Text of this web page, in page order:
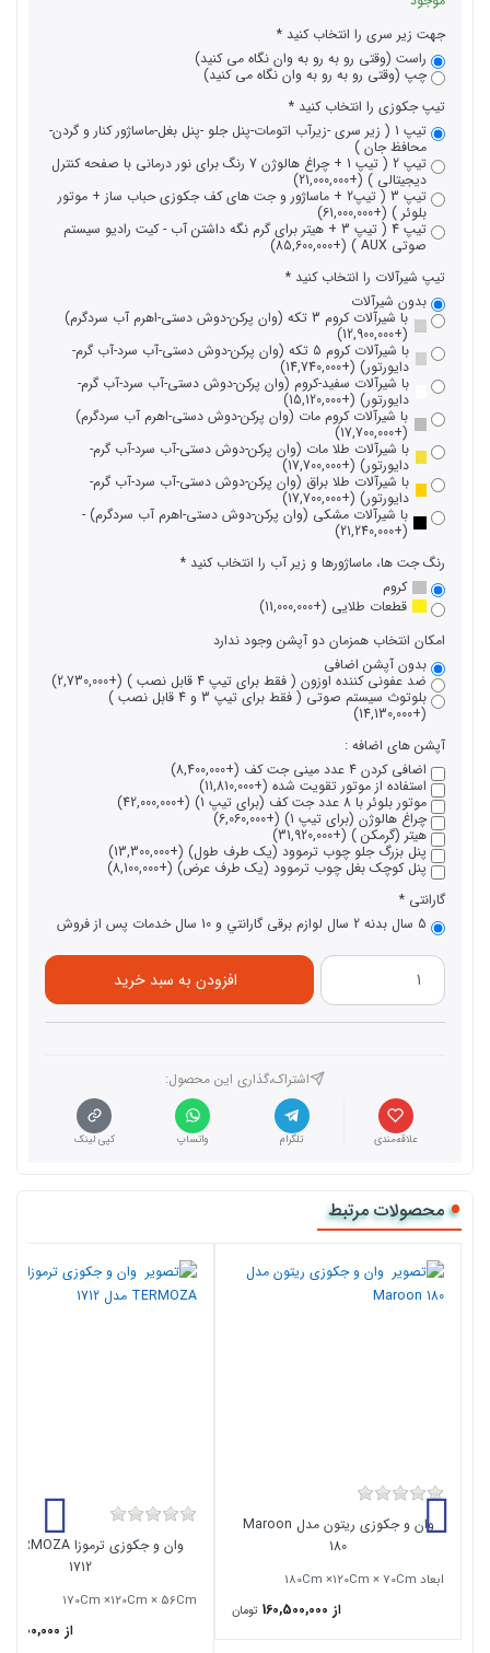
جهت زیر سری را انتخاب کنید
راست (وقتی رو به رو به وان نگاه می کنید)
چپ (وقتی رو به رو به وان نگاه می کنید)
تیپ جکوزی را انتخاب کنید
تیپ 1 ( زیر سری -زیرآب اتومات-پنل جلو -پنل بغل-ماساژور کنار و گردن-
محافظ جان )
تیپ 2 ( تیپ 1 + چراغ هالوژن 7 رنگ برای نور درمانی با صفحه کنترل
دیجیتالی ) (+21,000,000)
تیپ 3 ( تیپ2 + ماساژور و جت های کف جکوزی حباب ساز + موتور
بلوئر ) (+61,000,000)
تیپ 4 ( تیپ 3 + هیتر برای گرم نگه داشتن آب - کیت رادیو سیستم
صوتی AUX ) (+85,600,000)
تیپ شیرآلات را انتخاب کنید
بدون شیرآلات
با شیرآلات کروم 3 تکه (وان پرکن-دوش دستی-اهرم آب سردگرم)
(+12,900,000)
با شیرآلات کروم 5 تکه (وان پرکن-دوش دستی-آب سرد-آب گرم-
دایورتور) (+14,740,000)
با شیرآلات سفید-کروم (وان پرکن-دوش دستی-آب سرد-آب گرم-
دایورتور) (+15,120,000)
با شیرآلات کروم مات (وان پرکن-دوش دستی-اهرم آب سردگرم)
(+17,700,000)
با شیرآلات طلا مات (وان پرکن-دوش دستی-آب سرد-آب گرم-
دایورتور) (+17,700,000)
با شیرآلات طلا براق (وان پرکن-دوش دستی-آب سرد-آب گرم-
دایورتور) (+17,700,000)
با شیرآلات مشکی (وان پرکن-دوش دستی-اهرم آب سردگرم) -
(+21,240,000)
رنگ جت ها، ماساژورها و زیر آب را انتخاب کنید
کروم
قطعات طلایی (+11,000,000)
امکان انتخاب همزمان دو آپشن وجود ندارد
بدون آپشن اضافی
ضد عفونی کننده اوزون ( فقط برای تیپ 4 قابل نصب ) (+2,730,000)
بلوتوث سیستم صوتی ( فقط برای تیپ 3 و 4 قابل نصب )
(+14,130,000)
آپشن های اضافه :
اضافی کردن 4 عدد مینی جت کف (+8,400,000)
استفاده از موتور تقویت شده (+11,810,000)
موتور بلوئر با 8 عدد جت کف (برای تیپ 1) (+42,000,000)
چراغ هالوژن (برای تیپ 1) (+6,060,000)
هیتر (گرمکن ) (+31,920,000)
پنل بزرگ جلو چوب ترموود (یک طرف طول) (+13,300,000)
پنل کوچک بغل چوب ترموود (یک طرف عرض) (+8,100,000)
گارانتی
5 سال بدنه 2 سال لوازم برقی گارانتي و 10 سال خدمات پس از فروش
افزودن به سبد خرید
اشتراک،گذاری این محصول‌:
علاقه‌مندی تلگرام واتساپ کپی لینک
محصولات مرتبط
وان و جکوزی ریتون مدل Maroon
180
ابعاد 180Cm ×120Cm × 70Cm
از 160,500,000 تومان
1712
170Cm ×120Cm × 56Cm
از 125,000,000